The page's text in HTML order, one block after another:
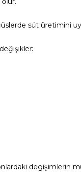
süt üretimini
degişimlerin